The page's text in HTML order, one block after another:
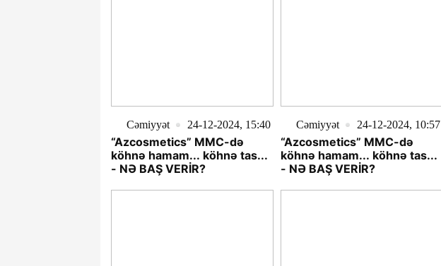
Cəmiyyət 24-12-2024, 15:40
“Azcosmetics” MMC-də
köhnə hamam... köhnə tas...
- NƏ BAŞ VERİR?
Cəmiyyət 24-12-2024, 10:57
“Azcosmetics” MMC-də
köhnə hamam... köhnə tas...
- NƏ BAŞ VERİR?